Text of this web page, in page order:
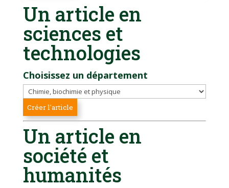
Un article en
sciences et
technologies
Choisissez un département
Un article en
société et
humanités